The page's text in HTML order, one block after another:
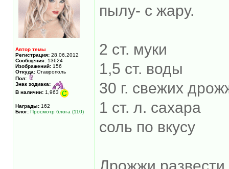
Автор темы
Регистрация: 28.06.2012
Сообщения: 13624
Изображений: 156
Откуда: Ставрополь
Пол:
Знак зодиака:
В наличии: 1,963
Награды: 162
Блог: Просмотр блога (110)
пылу- с жару.
2 ст. муки
1,5 ст. воды
30 г. свежих
1 ст. л. сахара
соль по вкусу
Дрожжи развести